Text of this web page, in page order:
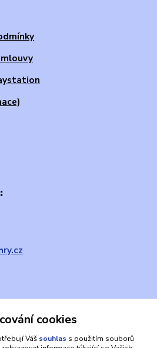
sběr cookies.
cookies
Váš souhlas s použitím souborů